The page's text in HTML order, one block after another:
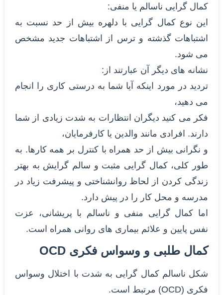
کمال گرایی ناسالم یا منفی:
این نوع کمال گرایی با دلهره بیش از حد نسبت به
اشتباهات گذشته و ترس از اشتباهات جدید مشخص
می شود.
نشانه های دیگر آن عبارتند از:
تردید در مورد اینکه آیا شما به درستی کاری را انجام
می دهید،
فکر می کنید دیگران انتظارات به شدت زیادی از شما
دارند. افرادی مانند والدین یا کارفرمایان،
و نگرانی بیش از حد همراه با کنترل بر همه کارها. به
طور کلی، کمال گرایی مثبت و سالم گرایش به بهتر
زندگی کردن از لحاظ روانشناختی و پیشرفت زیاد در
مدرسه و محل کار را در پیش دارد.
اما کمال گرایی منفی و ناسالم با پریشانی، عزت
نفس پایین و علائم بیماری های روانی همراه است.
کمال طلبی و وسواس فکری OCD
شکل ناسالم کمال گرایی به شدت با اختلال وسواس
فکری (OCD) مرتبط است.